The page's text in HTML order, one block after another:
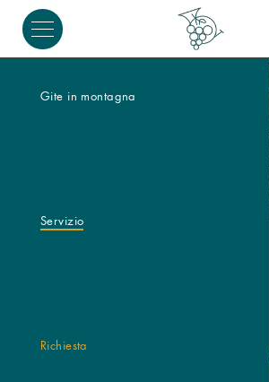
Gite in montagna
Servizio
Richiesta
BUONI